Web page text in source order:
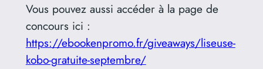
Vous pouvez aussi accéder à la page de
concours ici :
https://ebookenpromo.fr/giveaways/liseuse-
kobo-gratuite-septembre/